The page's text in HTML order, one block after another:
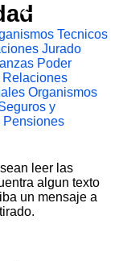
Tecnicos
Jurado
Poder
Relaciones
Organismos
y
Pensiones
leer las
algun texto
un mensaje a